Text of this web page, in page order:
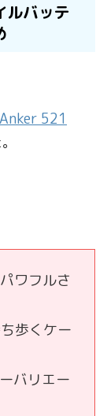
バッテ
Anker 521
ワフルさ
歩くケー
バリエー